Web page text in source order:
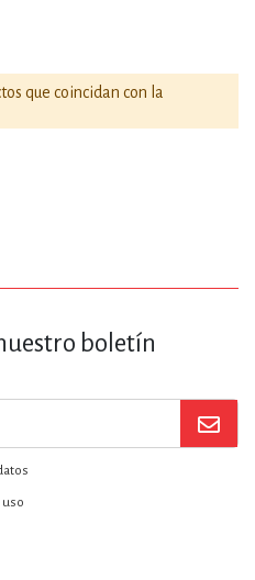
que coincidan con la
boletín